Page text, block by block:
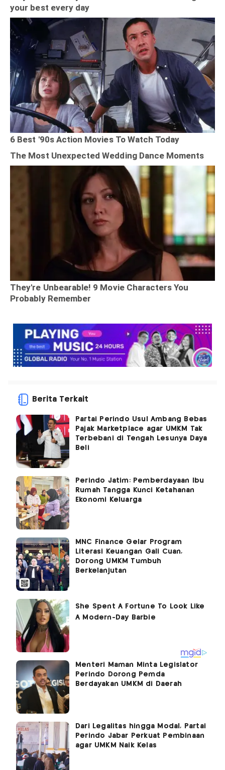
Berita Terkait
Partai Perindo Usul Ambang Bebas
Pajak Marketplace agar UMKM Tak
Terbebani di Tengah Lesunya Daya
Beli
Perindo Jatim: Pemberdayaan Ibu
Rumah Tangga Kunci Ketahanan
Ekonomi Keluarga
MNC Finance Gelar Program
Literasi Keuangan Gali Cuan,
Dorong UMKM Tumbuh
Berkelanjutan
Menteri Maman Minta Legislator
Perindo Dorong Pemda
Berdayakan UMKM di Daerah
Dari Legalitas hingga Modal, Partai
Perindo Jabar Perkuat Pembinaan
agar UMKM Naik Kelas